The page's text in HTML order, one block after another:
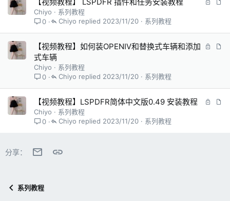
Chiyo
系列教程
0
系列教程
2023/11/20
Chiyo
锁
【视频教程】如何装OPENIV和替换式车辆和添加
式车辆
Chiyo
系列教程
0
系列教程
2023/11/20
Chiyo
锁
【视频教程】LSPDFR简体中文版0.49 安装教程
Chiyo
系列教程
0
系列教程
2023/11/20
Chiyo
分享： 邮件
系列教程